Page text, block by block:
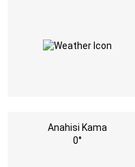
Anahisi Kama
0°